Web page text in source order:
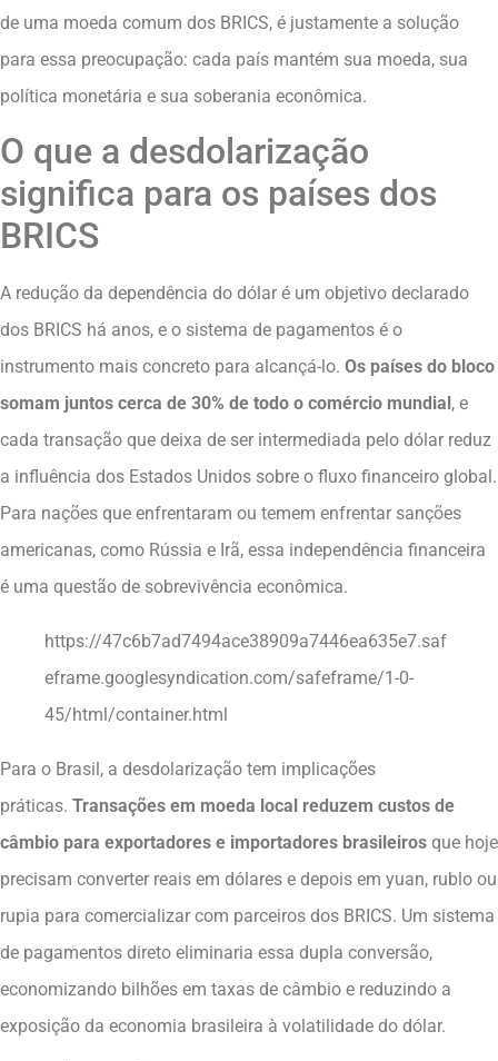
de uma moeda comum dos BRICS, é justamente a solução
para essa preocupação: cada país mantém sua moeda, sua
política monetária e sua soberania econômica.
O que a desdolarização
significa para os países dos
BRICS
A redução da dependência do dólar é um objetivo declarado
dos BRICS há anos, e o sistema de pagamentos é o
instrumento mais concreto para alcançá-lo. Os países do bloco
somam juntos cerca de 30% de todo o comércio mundial, e
cada transação que deixa de ser intermediada pelo dólar reduz
a influência dos Estados Unidos sobre o fluxo financeiro global.
Para nações que enfrentaram ou temem enfrentar sanções
americanas, como Rússia e Irã, essa independência financeira
é uma questão de sobrevivência econômica.
https://47c6b7ad7494ace38909a7446ea635e7.saf
eframe.googlesyndication.com/safeframe/1-0-
45/html/container.html
Para o Brasil, a desdolarização tem implicações
práticas. Transações em moeda local reduzem custos de
câmbio para exportadores e importadores brasileiros que hoje
precisam converter reais em dólares e depois em yuan, rublo ou
rupia para comercializar com parceiros dos BRICS. Um sistema
de pagamentos direto eliminaria essa dupla conversão,
economizando bilhões em taxas de câmbio e reduzindo a
exposição da economia brasileira à volatilidade do dólar.